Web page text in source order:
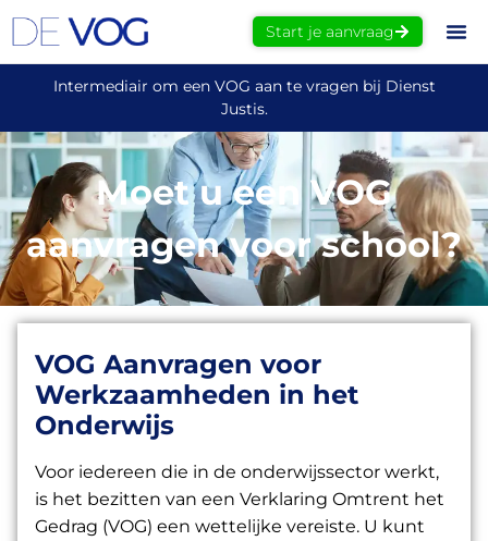
Start je aanvraag
Intermediair om een VOG aan te vragen bij Dienst
Justis.
Moet u een VOG
aanvragen voor school?
VOG Aanvragen voor
Werkzaamheden in het
Onderwijs
Voor iedereen die in de onderwijssector werkt,
is het bezitten van een Verklaring Omtrent het
Gedrag (VOG) een wettelijke vereiste. U kunt